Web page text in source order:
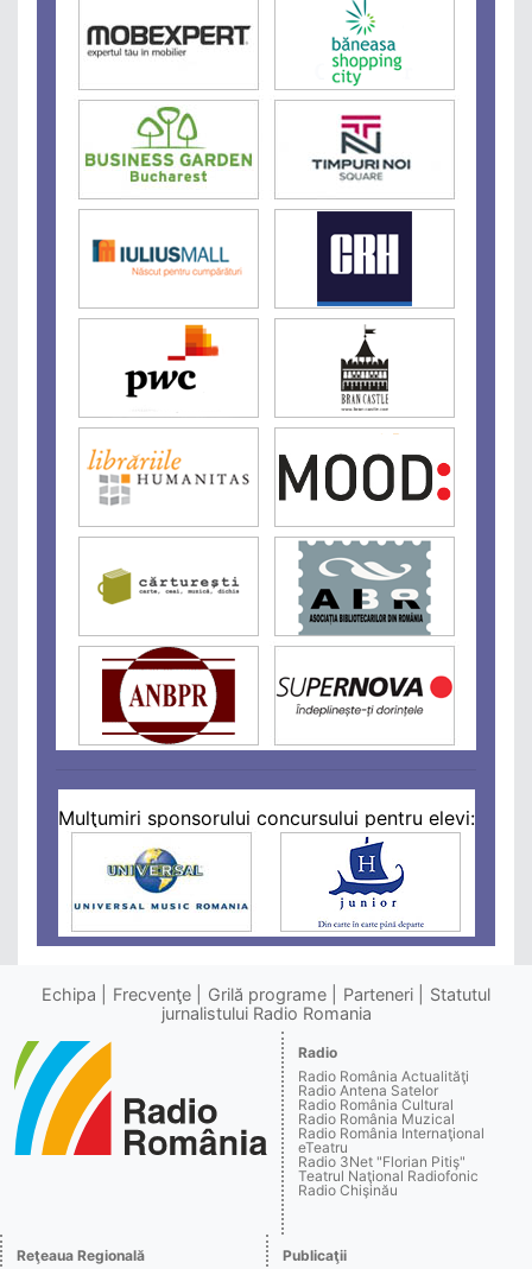
Mulţumiri sponsorului concursului pentru elevi:
Echipa Frecvenţe Grilă programe Parteneri
Statutul
jurnalistului Radio Romania
Radio
Radio România Actualităţi
Radio Antena Satelor
Radio România Cultural
Radio România Muzical
Radio România Internaţional
eTeatru
Radio 3Net "Florian Pitiş"
Teatrul Naţional Radiofonic
Radio Chişinău
Reţeaua Regională Publicaţii